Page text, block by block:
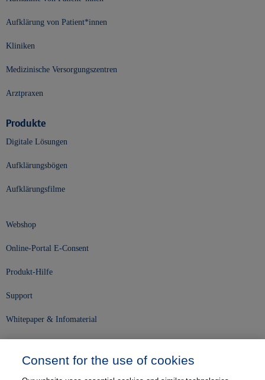
Aufklärung von Patient*innen
Kliniken
Medizinische Versorgungszentren
Arztpraxen
Produkte
Digitale Lösungen
Aufklärungsbögen
Aufklärungsfilme
Webshop
Online-Portal E-Consent
Produkt-Hilfe
Support
Whitepaper & Infomaterial
Consent for the use of cookies